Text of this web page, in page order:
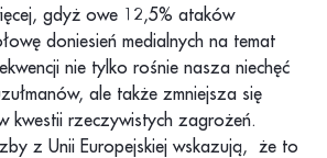
gdyż owe 12,5% ataków
doniesień medialnych na temat
nie tylko rośnie nasza niechęć
ale także zmniejsza się
kwestii rzeczywistych zagrożeń.
z Unii Europejskiej wskazują, że to